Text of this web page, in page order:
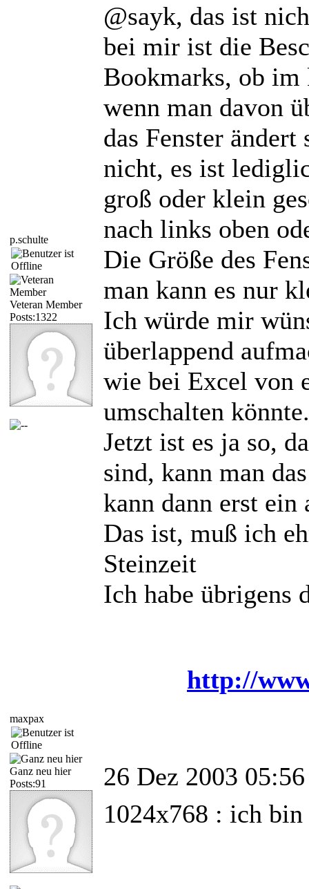
p.schulte
Veteran Member
Posts:1322
@sayk, das ist
bei mir ist die
Bookmarks, ob im
wenn man davon
das Fenster
nicht, es ist
groß oder klein
nach links oben
Die Größe des
man kann es nur
Ich würde mir
überlappend
wie bei Excel von
umschalten könnte.
Jetzt ist es ja so,
sind, kann man
kann dann erst ein
Das ist, muß ich
Steinzeit
Ich habe übrigens
http://
maxpax
Ganz neu hier
Posts:91
26 Dez 2003 05:56
1024x768 : ich